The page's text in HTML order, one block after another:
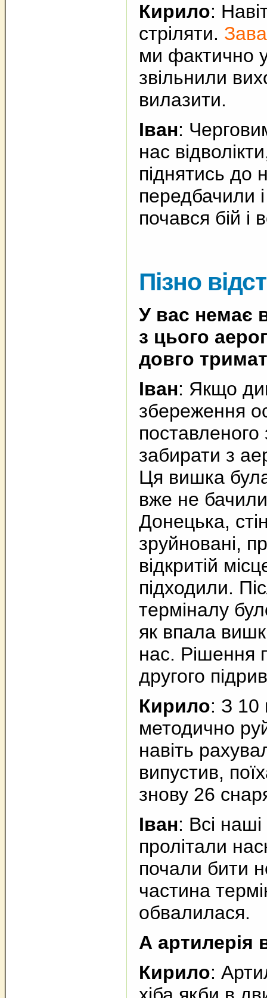
Кирило:
стріляти.
ми фактично
звільнили
вилазити.
Іван:
нас
піднятись до
передбачили
почався бій і
Пізно
У вас немає
з цього
довго
Іван: Якщо
збереження
забирати з
Ця вишка
вже не бачили
Донецька,
зруйновані,
відкритій
підходили.
терміналу
як впала
нас. Рішення
другого
Кирило: З 10
методично
навіть
випустив,
знову 26
Іван: Всі
пролітали
почали бити
частина
обвалилася.
А артилерія
Кирило: